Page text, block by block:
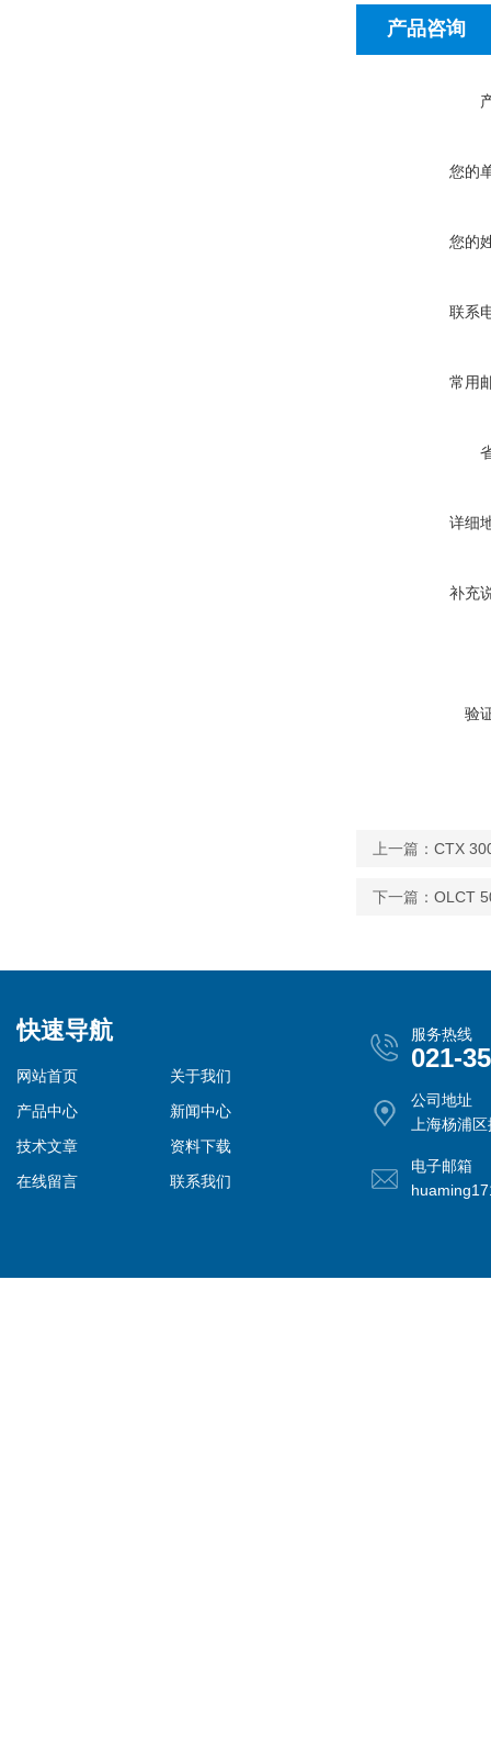
产品咨询
您的
您的
联系
常用
详细
补充
验
上一篇： CTX
下一篇： OLCT
快速导航
网站首页
关于我们
产品中心
新闻中心
技术文章
资料下载
在线留言
联系我们
服务热线
021-
公司地址
上海杨浦
电子邮箱